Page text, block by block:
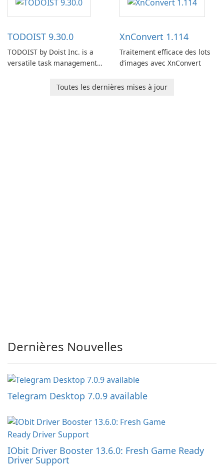
users capture, organize, and
access information across
TODOIST 9.30.0
TODOIST by Doist Inc. is a
versatile task management
individuals and teams
XnConvert 1.114
Traitement efficace des lots
d’images avec XnConvert
Toutes les dernières mises à jour
Dernières Nouvelles
Telegram Desktop 7.0.9 available
IObit Driver Booster 13.6.0: Fresh Game Ready
Driver Support